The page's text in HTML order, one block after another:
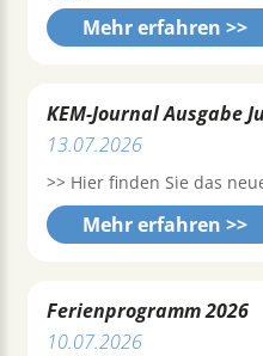
Mehr erfahren >>
KEM-Journal Ausgabe
13.07.2026
>> Hier finden Sie das
Mehr erfahren >>
Ferienprogramm 2026
10.07.2026